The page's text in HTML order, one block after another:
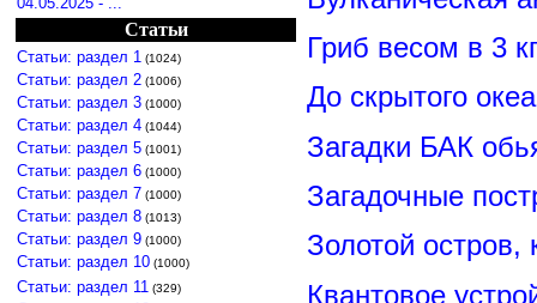
Статьи
Статьи: раздел 1 (1024)
Статьи: раздел 2 (1006)
Статьи: раздел 3 (1000)
Статьи: раздел 4 (1044)
Статьи: раздел 5 (1001)
Статьи: раздел 6 (1000)
Статьи: раздел 7 (1000)
Статьи: раздел 8 (1013)
Статьи: раздел 9 (1000)
Статьи: раздел 10 (1000)
Статьи: раздел 11 (329)
Гриб весом в 3
До скрытого
Загадки БАК
Загадочные
Золотой остров,
Квантовое